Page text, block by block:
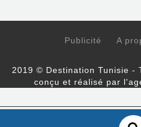
Publicité A
2019 © Destination Tunisie -
conçu et réalisé par